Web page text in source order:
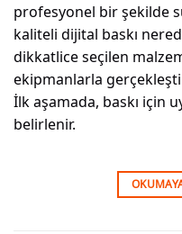
profesyonel bir şekilde
kaliteli dijital baskı
dikkatlice seçilen
ekipmanlarla
İlk aşamada, baskı için
belirlenir.